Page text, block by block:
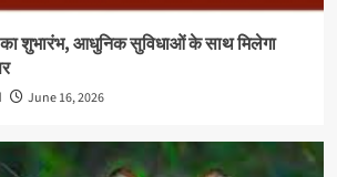
शुभारंभ, आधुनिक सुविधाओं के साथ मिलेगा
June 16, 2026